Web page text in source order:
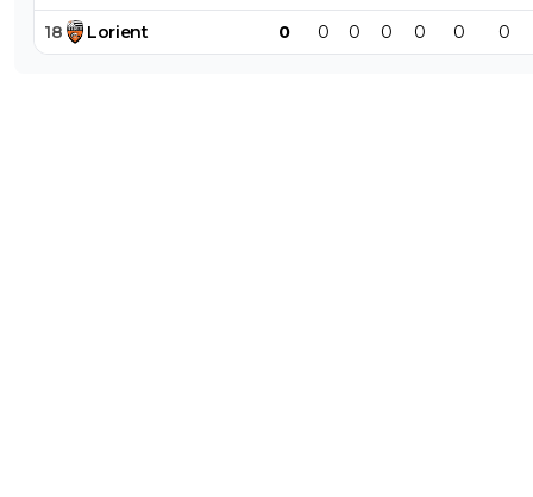
18 Lorient 0 0 0 0 0 0 0